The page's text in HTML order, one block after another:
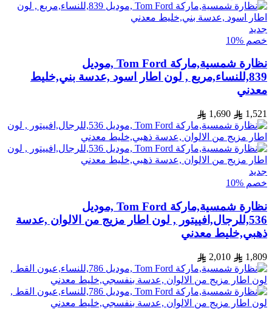
جديد
خصم %10
نظارة شمسية,ماركة Tom Ford ,موديل
839,للنساء,مربع , لون اطار اسود ,عدسة بني,خليط
معدني
1,521
1,690
جديد
خصم %10
نظارة شمسية,ماركة Tom Ford ,موديل
536,للرجال,افييتور , لون اطار مزيج من الالوان ,عدسة
ذهبي,خليط معدني
1,809
2,010